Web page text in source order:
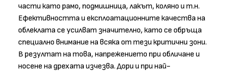
части като рамо, подмишница, лакът, коляно и т.н.
Ефективността и експлоатационните качества на
облеклата се усилват значително, като се обръща
специално внимание на всяка от тези критични зони.
В резултат на това, напрежението при обличане и
носене на дрехата изчезва. Дори и при най-